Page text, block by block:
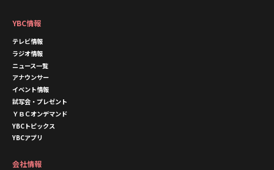
YBC情報
テレビ情報
ラジオ情報
ニュース一覧
アナウンサー
イベント情報
試写会・プレゼント
ＹＢＣオンデマンド
YBCトピックス
YBCアプリ
会社情報